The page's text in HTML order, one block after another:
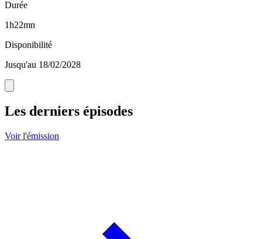
Durée
1h22mn
Disponibilité
Jusqu'au 18/02/2028
Les derniers épisodes
Voir l'émission